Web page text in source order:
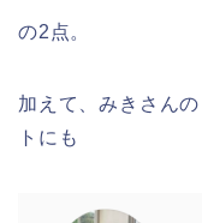
の2点。
加えて、みきさん
トにも